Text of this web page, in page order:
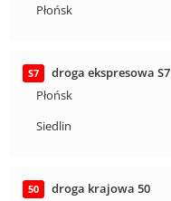
Płońsk
S7
droga ekspresowa S7
Płońsk
Siedlin
50
droga krajowa 50